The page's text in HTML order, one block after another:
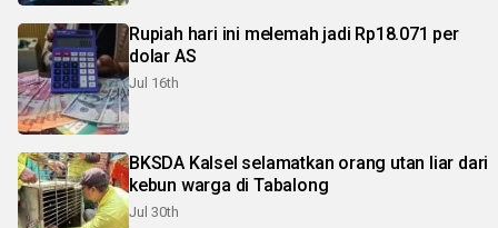
Rupiah hari ini melemah jadi Rp18.071 per
dolar AS
Jul 16th
BKSDA Kalsel selamatkan orang utan liar dari
kebun warga di Tabalong
Jul 30th